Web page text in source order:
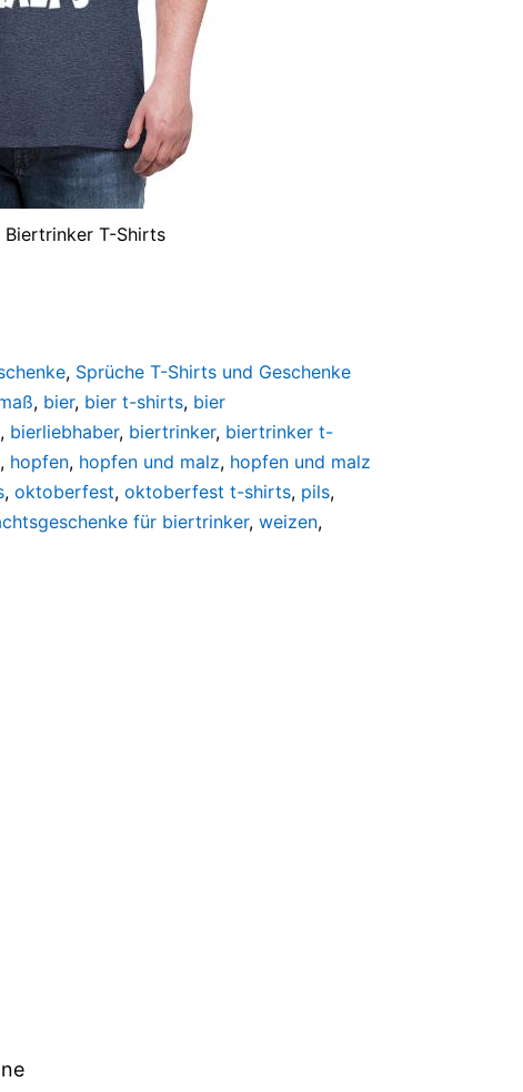
T-Shirts
, Sprüche T-Shirts und Geschenke
, bier, bier t-shirts, bier
, bierliebhaber, biertrinker, biertrinker t-
, hopfen, hopfen und malz, hopfen und malz
, oktoberfest, oktoberfest t-shirts, pils,
für biertrinker, weizen,